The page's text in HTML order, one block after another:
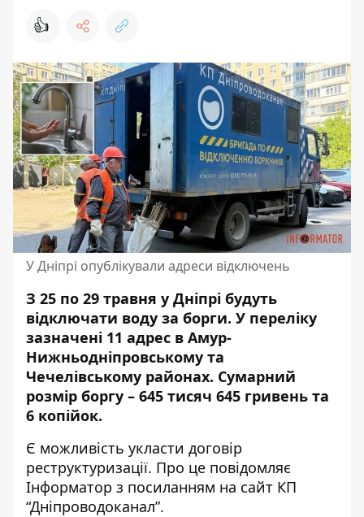
👍
У Дніпрі опублікували адреси відключень
З 25 по 29 травня у Дніпрі будуть
відключати воду за борги. У переліку
зазначені 11 адрес в Амур-
Нижньодніпровському та
Чечелівському районах. Сумарний
розмір боргу – 645 тисяч 645 гривень та
6 копійок.
Є можливість укласти договір
реструктуризації. Про це повідомляє
Інформатор з посиланням на сайт КП
“Дніпроводоканал”.